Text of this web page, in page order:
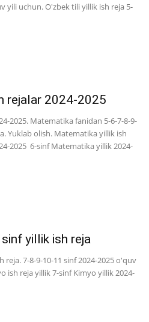
yili uchun. O'zbek tili yillik ish reja 5-
rejalar 2024-2025
2025. Matematika fanidan 5-6-7-8-9-
Yuklab olish. Matematika yillik ish
2025 6-sinf Matematika yillik 2024-
yillik ish reja
reja. 7-8-9-10-11 sinf 2024-2025 o'quv
ish reja yillik 7-sinf Kimyo yillik 2024-